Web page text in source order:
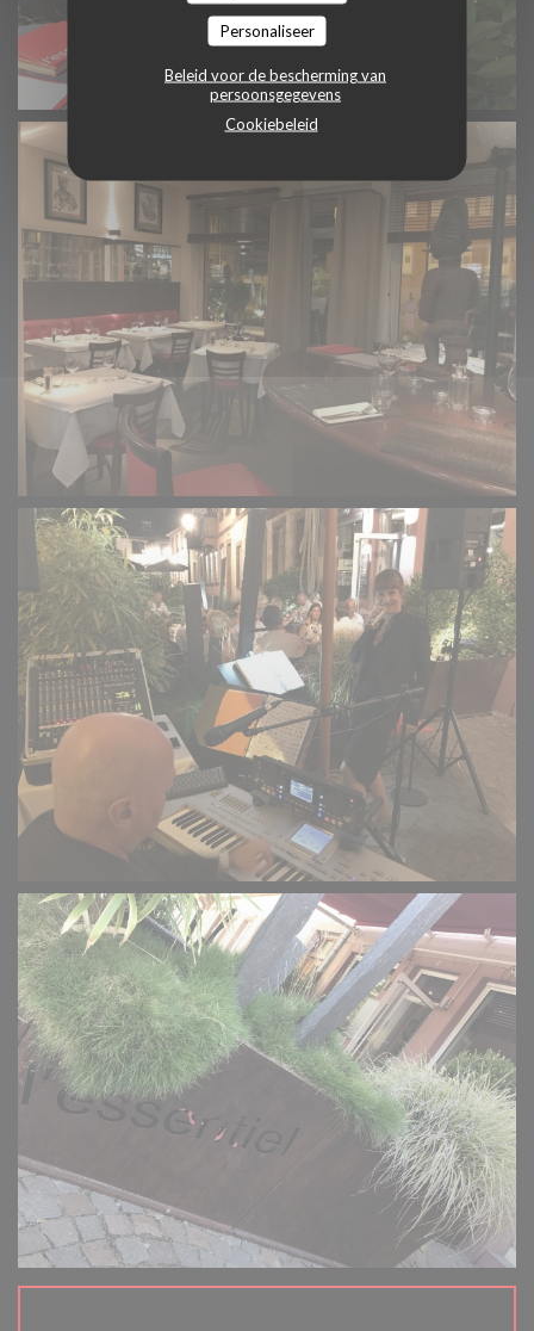
Personaliseer
Beleid voor de bescherming van
persoonsgegevens
Cookiebeleid